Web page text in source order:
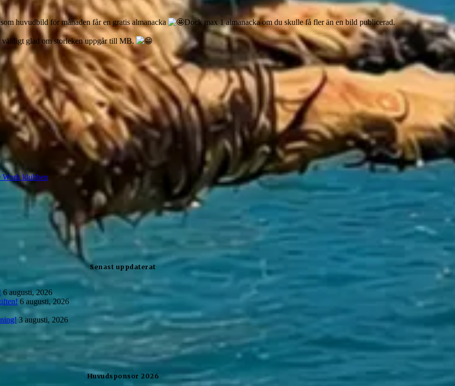
huvudbild för månaden får en gratis almanacka Dock max 1 almanacka om du skulle få fler än en bild publicerad.
glad om storleken uppgår till MB.
Work klubben
Senast uppdaterat
6 augusti, 2026
6 augusti, 2026
3 augusti, 2026
Huvudsponsor 2026